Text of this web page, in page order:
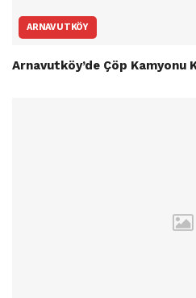
ARNAVUTKÖY
Arnavutköy’de Çöp Kamyonu